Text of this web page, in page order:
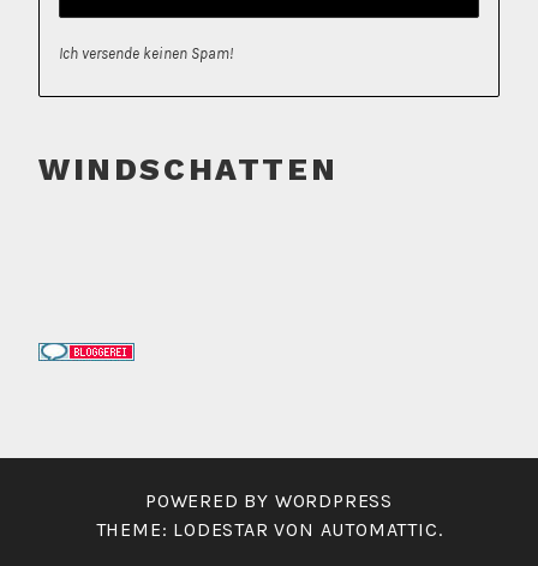
Ich versende keinen Spam!
WINDSCHATTEN
POWERED BY WORDPRESS
THEME: LODESTAR VON AUTOMATTIC.